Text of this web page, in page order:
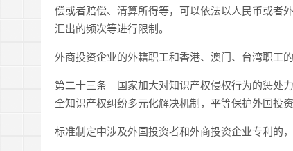
偿或者赔偿、清算所得等，可以依法以人民币或者
汇出的频次等进行限制。
外商投资企业的外籍职工和香港、澳门、台湾职工
第二十三条 国家加大对知识产权侵权行为的惩处
全知识产权纠纷多元化解决机制，平等保护外国投
标准制定中涉及外国投资者和外商投资企业专利的